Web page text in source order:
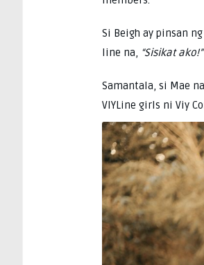
Si Beigh ay pinsan
line na, “Sisikat ako!”
Samantala, si Mae
VIYLine girls ni Viy